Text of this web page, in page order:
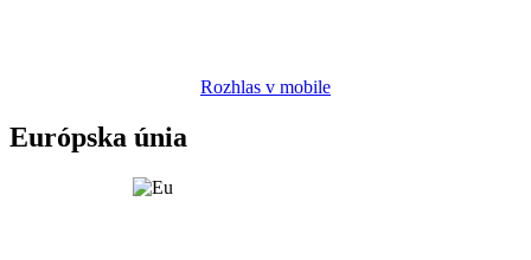
Rozhlas v mobile
Európska únia